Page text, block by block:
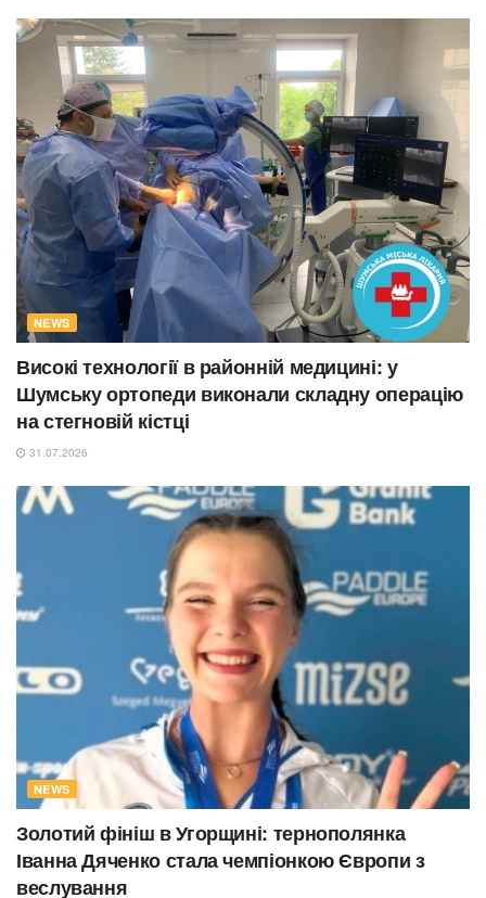
NEWS
Високі технології в районній медицині: у
Шумську ортопеди виконали складну операцію
на стегновій кістці
31.07.2026
NEWS
Золотий фініш в Угорщині: тернополянка
Іванна Дяченко стала чемпіонкою Європи з
веслування